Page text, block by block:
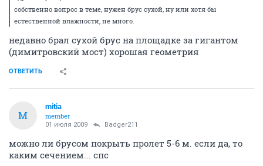
собственно вопрос в теме, нужен брус сухой, ну или хотя бы
естественной влажности, не много.
недавно брал сухой брус на площадке за гигантом
(димитровский мост) хорошая геометрия
ОТВЕТИТЬ
M
mitia
member
01 июля 2009 Badger211
можно ли брусом покрыть пролет 5-6 м. если да, то
каким сечением... спс